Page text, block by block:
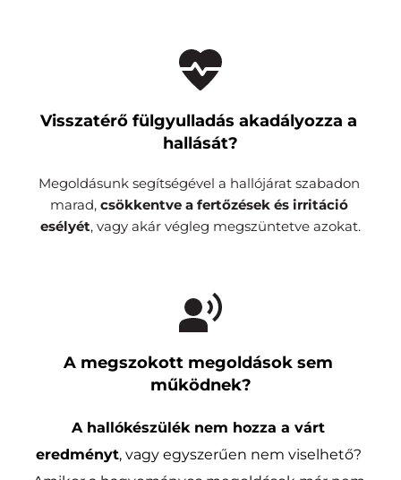
Visszatérő fülgyulladás akadályozza a
hallását?
Megoldásunk segítségével a hallójárat szabadon
marad, csökkentve a fertőzések és irritáció
esélyét, vagy akár végleg megszüntetve azokat.
A megszokott megoldások sem
működnek?
A hallókészülék nem hozza a várt
eredményt, vagy egyszerűen nem viselhető?